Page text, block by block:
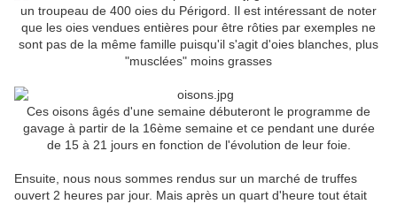
un troupeau de 400 oies du Périgord. Il est intéressant de noter
que les oies vendues entières pour être rôties par exemples ne
sont pas de la même famille puisqu'il s'agit d'oies blanches, plus
"musclées" moins grasses
Ces oisons âgés d'une semaine débuteront le programme de
gavage à partir de la 16ème semaine et ce pendant une durée
de 15 à 21 jours en fonction de l'évolution de leur foie.
Ensuite, nous nous sommes rendus sur un marché de truffes
ouvert 2 heures par jour. Mais après un quart d'heure tout était